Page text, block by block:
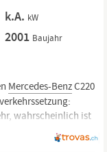
k.A. kW
2001 Baujahr
Mercedes-BenzC220
wahrscheinlich ist
Sonst normale